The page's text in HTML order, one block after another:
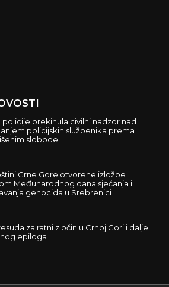
policije prekinula civilni nadzor nad
policijskih službenika prema
slobode
Crne Gore otvorene izložbe
Međunarodnog dana sjećanja i
genocida u Srebrenici
za ratni zločin u Crnoj Gori i dalje
epiloga